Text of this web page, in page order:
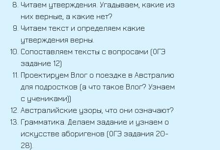
Читаем утверждения. Угадываем, какие из
них верные, а какие нет?
Читаем текст и определяем какие
утверждения верны.
Сопоставляем тексты с вопросами (ОГЭ
задание 12)
Проектируем Влог о поездке в Австралию
для подростков (а что такое Влог? Узнаем
с учениками))
Австралийские узоры, что они означают?
Грамматика. Делаем задание и узнаем о
искусстве аборигенов (ОГЭ задания 20-
28).